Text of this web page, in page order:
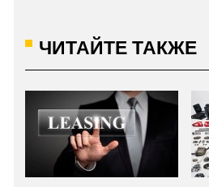
ЧИТАЙТЕ ТАКЖЕ